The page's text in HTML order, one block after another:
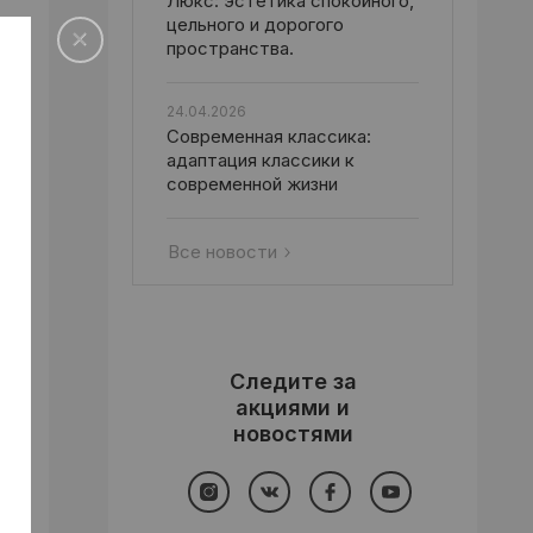
цельного и дорогого
пространства.
24.04.2026
Современная классика:
адаптация классики к
современной жизни
Все новости
Следите за
акциями и
новостями